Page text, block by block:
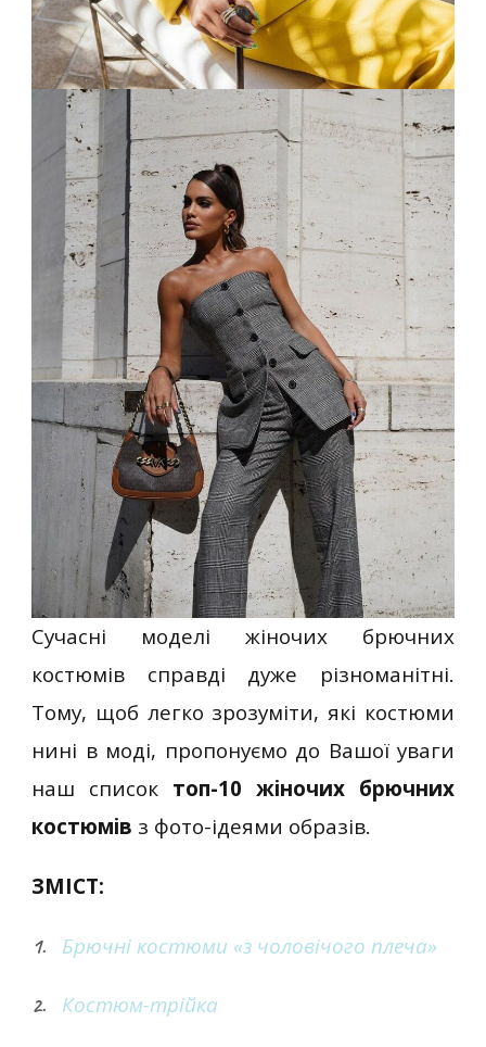
Сучасні моделі жіночих брючних
костюмів справді дуже різноманітні.
Тому, щоб легко зрозуміти, які костюми
нині в моді, пропонуємо до Вашої уваги
наш список топ-10 жіночих брючних
костюмів з фото-ідеями образів.
ЗМІСТ:
Брючні костюми «з чоловічого плеча»
Костюм-трійка